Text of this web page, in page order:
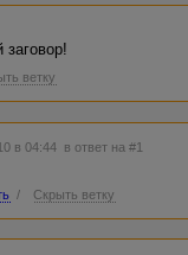
ветку
в 04:44 в ответ на #1
/ Скрыть ветку